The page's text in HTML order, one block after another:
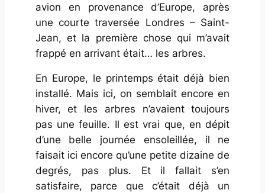
avion en provenance d’Europe, après
une courte traversée Londres – Saint-
Jean, et la première chose qui m’avait
frappé en arrivant était… les arbres.
En Europe, le printemps était déjà bien
installé. Mais ici, on semblait encore en
hiver, et les arbres n’avaient toujours
pas une feuille. Il est vrai que, en dépit
d’une belle journée ensoleillée, il ne
faisait ici encore qu’une petite dizaine de
degrés, pas plus. Et il fallait s’en
satisfaire, parce que c’était déjà un